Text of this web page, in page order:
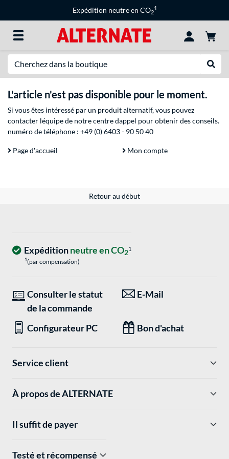
Expédition neutre en CO2
1
L'article n'est pas disponible pour le moment.
Si vous êtes intéressé par un produit alternatif, vous pouvez
contacter léquipe de notre centre dappel pour obtenir des conseils.
numéro de téléphone : +49 (0) 6403 - 90 50 40
Page d'accueil Mon compte
Retour au début
Expéditionneutre en CO21
1(par compensation)
Consulter le statut
de la commande
E-Mail
Configurateur PC Bon d'achat
Service client
À propos de ALTERNATE
Il suffit de payer
Testé et récompensé